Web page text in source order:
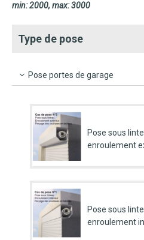
min: 2000, max: 3000
Type de pose
Pose portes de garage
Pose sous
enroulement
Pose sous
enroulement